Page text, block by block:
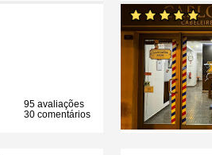
95 avaliações
30 comentários